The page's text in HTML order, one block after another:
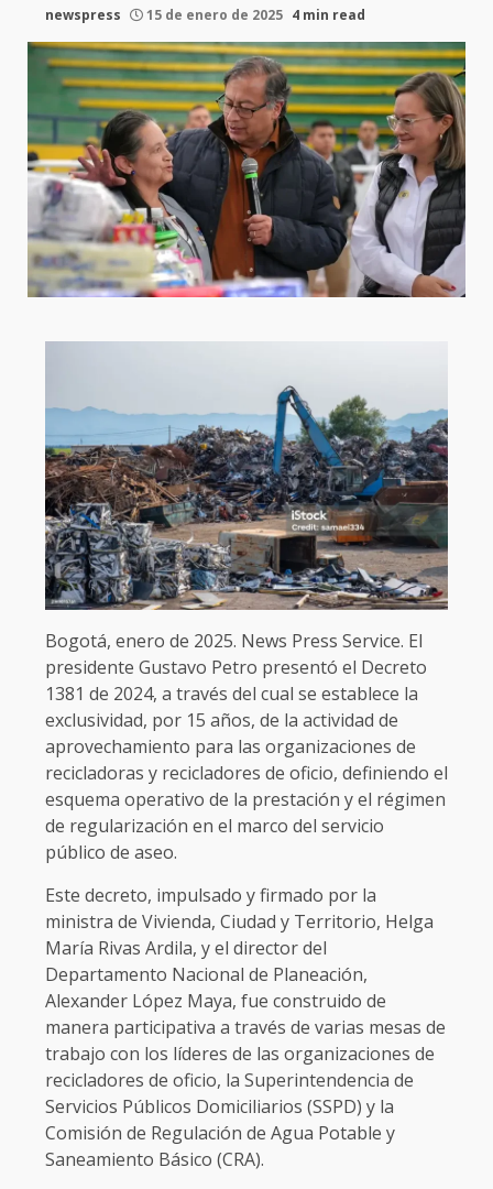
newspress 15 de enero de 2025 4 min read
Bogotá, enero de 2025. News Press Service. El
presidente Gustavo Petro presentó el Decreto
1381 de 2024, a través del cual se establece la
exclusividad, por 15 años, de la actividad de
aprovechamiento para las organizaciones de
recicladoras y recicladores de oficio, definiendo el
esquema operativo de la prestación y el régimen
de regularización en el marco del servicio
público de aseo.
Este decreto, impulsado y firmado por la
ministra de Vivienda, Ciudad y Territorio, Helga
María Rivas Ardila, y el director del
Departamento Nacional de Planeación,
Alexander López Maya, fue construido de
manera participativa a través de varias mesas de
trabajo con los líderes de las organizaciones de
recicladores de oficio, la Superintendencia de
Servicios Públicos Domiciliarios (SSPD) y la
Comisión de Regulación de Agua Potable y
Saneamiento Básico (CRA).